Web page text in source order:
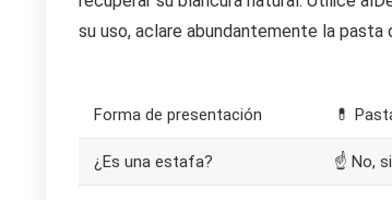
su uso, aclare abundantemente la pasta
Forma de presentación 💊
¿Es una estafa? ☝ No,